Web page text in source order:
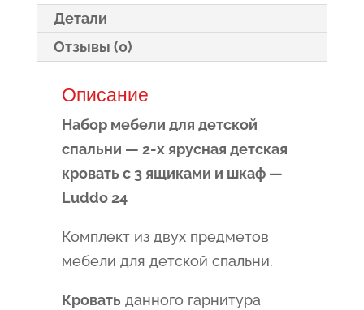
Детали
Отзывы (0)
Описание
Набор мебели для детской
спальни — 2-х ярусная детская
кровать с 3 ящиками и шкаф —
Luddo 24
Комплект из двух предметов
мебели для детской спальни.
Кровать данного гарнитура